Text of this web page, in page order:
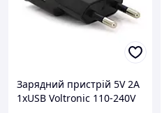
Зарядний пристрій 5V 2A
1xUSB Voltronic 110-240V